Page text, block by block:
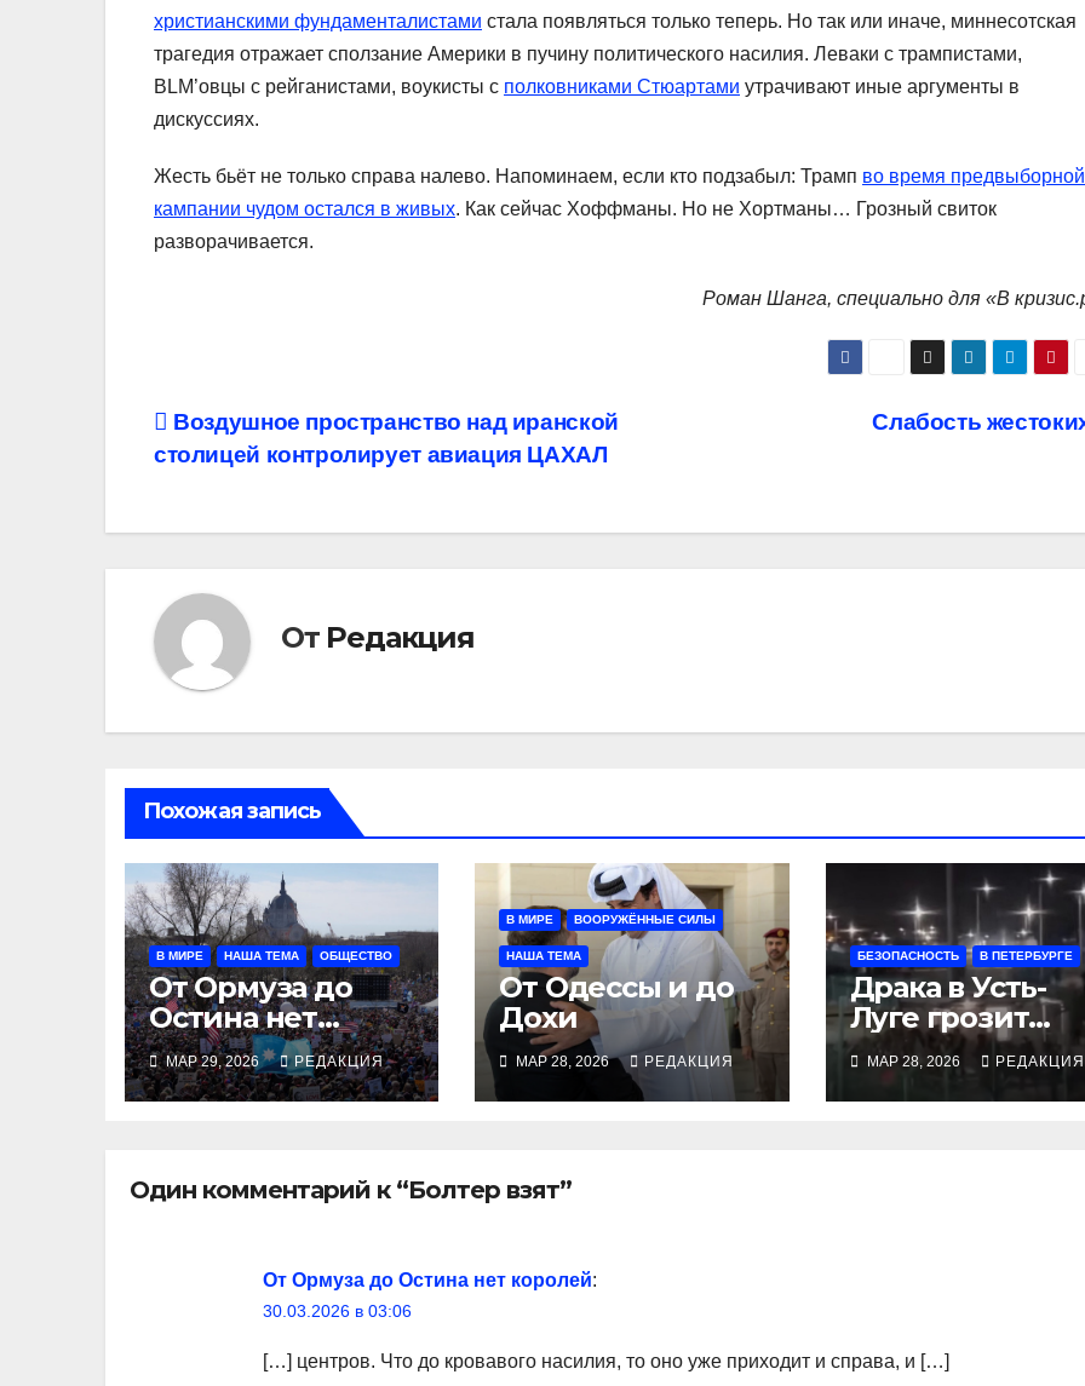
христианскими фундаменталистами стала появляться только теперь. Но так или иначе, миннесотская
трагедия отражает сползание Америки в пучину политического насилия. Леваки с трампистами,
BLM’овцы с рейганистами, воукисты с полковниками Стюартами утрачивают иные аргументы в
дискуссиях.
Жесть бьёт не только справа налево. Напоминаем, если кто подзабыл: Трамп во время предвыборной
кампании чудом остался в живых. Как сейчас Хоффманы. Но не Хортманы… Грозный свиток
разворачивается.
Роман Шанга, специально для «В
Навигация
записям
Слабость
Воздушное пространство над иранской
столицей контролирует авиация ЦАХАЛ
От Редакция
Похожая запись
В МИРЕ НАША ТЕМА ОБЩЕСТВО
От Ормуза до
Остина нет
королей
МАР 29, 2026 РЕДАКЦИЯ
В МИРЕ ВООРУЖЁННЫЕ СИЛЫ
НАША ТЕМА
От Одессы и до
Дохи
МАР 28, 2026 РЕДАКЦИЯ
БЕЗОПАСНОСТЬ В ПЕТЕРБУРГЕ
Драка в Усть-
Луге грозит
иМАР 28, 2026 РЕДАКЦИЯ
Один комментарий к “Болтер взят”
От Ормуза до Остина нет королей:
30.03.2026 в 03:06
[…] центров. Что до кровавого насилия, то оно уже приходит и справа, и […]